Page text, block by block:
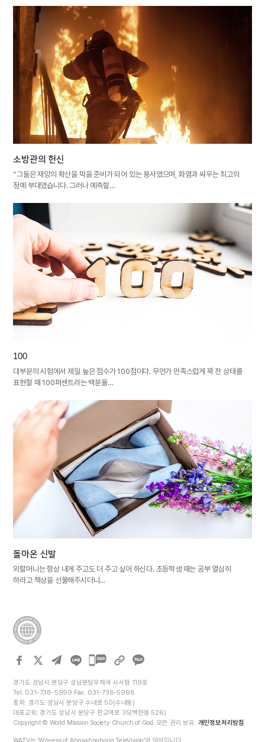
소방관의 헌신
“그들은 재앙의 확산을 막을 준비가 되어 있는 용사였으며, 화염과 싸우는 최고의
정예 부대였습니다. 그러나 예측할…
100
대부분의 시험에서 제일 높은 점수가 100점이다. 무언가 만족스럽게 꽉 찬 상태를
표현할 때 100퍼센트라는 백분율…
돌아온 신발
외할머니는 항상 내게 주고도 더 주고 싶어 하신다. 초등학생 때는 공부 열심히
하라고 책상을 선물해주시더니…
카카오톡
경기도 성남시 분당구 성남분당우체국 사서함 119호
Tel. 031-738-5999 Fax. 031-738-5998
총회: 경기도 성남시 분당구 수내로 50(수내동)
대표교회: 경기도 성남시 분당구 판교역로 35(백현동 526)
Copyright © World Mission Society Church of God. 모든 권리 보유. 개인정보처리방침
WATV는 ‘Witness of Ahnsahnghong TeleVision’의 약자입니다.